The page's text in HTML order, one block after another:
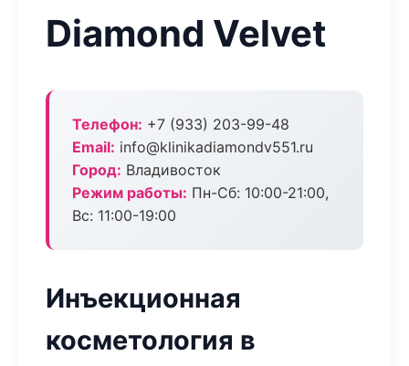
Diamond Velvet
Телефон: +7 (933) 203-99-48
Email: info@klinikadiamondv551.ru
Город: Владивосток
Режим работы: Пн-Сб: 10:00-21:00,
Вс: 11:00-19:00
Инъекционная
косметология в